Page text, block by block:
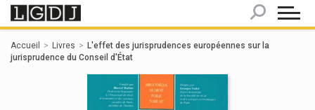
Accueil Livres
L'effet des jurisprudences européennes sur la
jurisprudence du Conseil d'État
Panneau de gestion des cookies